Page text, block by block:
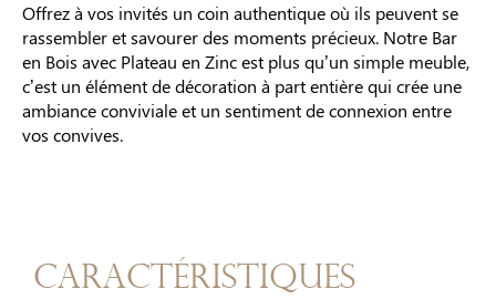
Offrez à vos invités un coin authentique où ils peuvent se
rassembler et savourer des moments précieux. Notre Bar
en Bois avec Plateau en Zinc est plus qu’un simple meuble,
c’est un élément de décoration à part entière qui crée une
ambiance conviviale et un sentiment de connexion entre
vos convives.
Caractéristiques